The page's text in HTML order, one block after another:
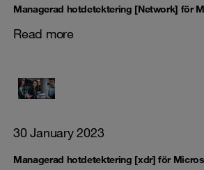
Managerad hotdetektering [Network] för
Read more
30 January 2023
Managerad hotdetektering [xdr] för